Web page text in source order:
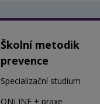
Školní metodik
prevence
Specializační studium
ONLINE + praxe